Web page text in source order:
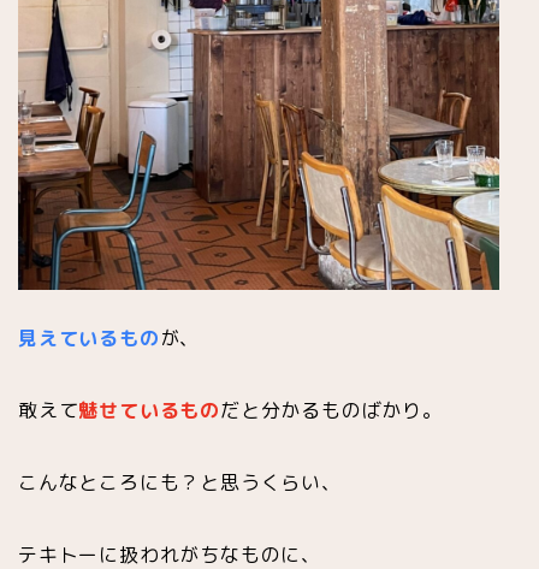
見えているものが、
敢えて魅せているものだと分かるものばかり。
こんなところにも？と思うくらい、
テキトーに扱われがちなものに、